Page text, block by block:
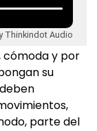
Thinkindot Audio
cómoda y por
su
parte del